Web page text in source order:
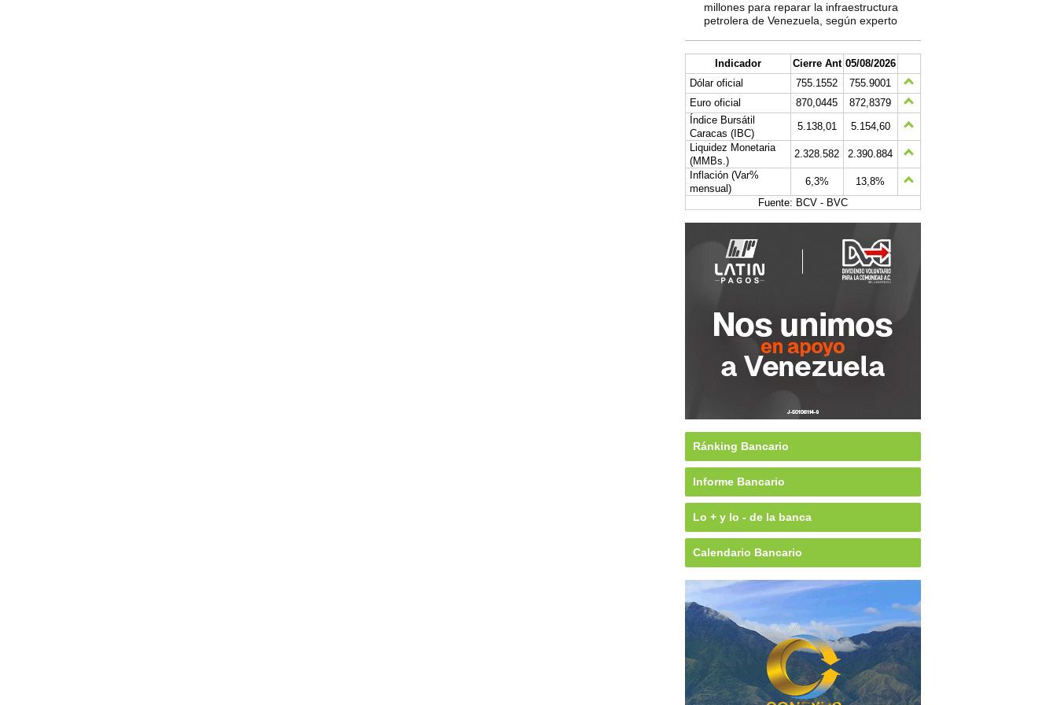
millones para reparar la infraestructura
petrolera de Venezuela, según experto
Indicador Cierre Ant 05/08/2026
Dólar oficial
755.1552
755.9001
Euro oficial
870,0445
872,8379
Índice Bursátil
Caracas (IBC)
5.138,01
5.154,60
Liquidez Monetaria
(MMBs.)
2.328.582
2.390.884
Inflación (Var%
mensual)
6,3%
13,8%
Fuente: BCV - BVC
Ránking Bancario
Informe Bancario
Lo + y lo - de la banca
Calendario Bancario